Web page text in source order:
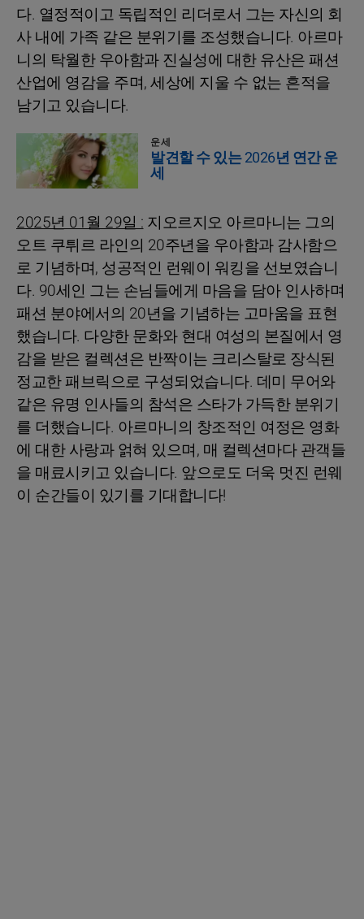
다. 열정적이고 독립적인 리더로서 그는 자신의 회
사 내에 가족 같은 분위기를 조성했습니다. 아르마
니의 탁월한 우아함과 진실성에 대한 유산은 패션
산업에 영감을 주며, 세상에 지울 수 없는 흔적을
남기고 있습니다.
운세
발견할 수 있는 2026년 연간 운
세
2025년 01월 29일 :지오르지오 아르마니는 그의
오트 쿠튀르 라인의 20주년을 우아함과 감사함으
로 기념하며, 성공적인 런웨이 워킹을 선보였습니
다. 90세인 그는 손님들에게 마음을 담아 인사하며
패션 분야에서의 20년을 기념하는 고마움을 표현
했습니다. 다양한 문화와 현대 여성의 본질에서 영
감을 받은 컬렉션은 반짝이는 크리스탈로 장식된
정교한 패브릭으로 구성되었습니다. 데미 무어와
같은 유명 인사들의 참석은 스타가 가득한 분위기
를 더했습니다. 아르마니의 창조적인 여정은 영화
에 대한 사랑과 얽혀 있으며, 매 컬렉션마다 관객들
을 매료시키고 있습니다. 앞으로도 더욱 멋진 런웨
이 순간들이 있기를 기대합니다!